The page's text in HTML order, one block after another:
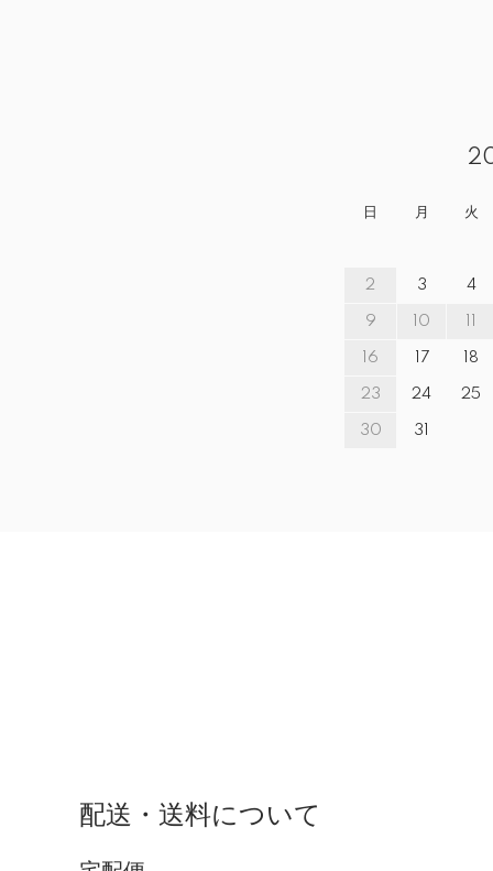
日 月 火
2 3 4
9 10
16 17 18
23 24 25
30 31
配送・送料について